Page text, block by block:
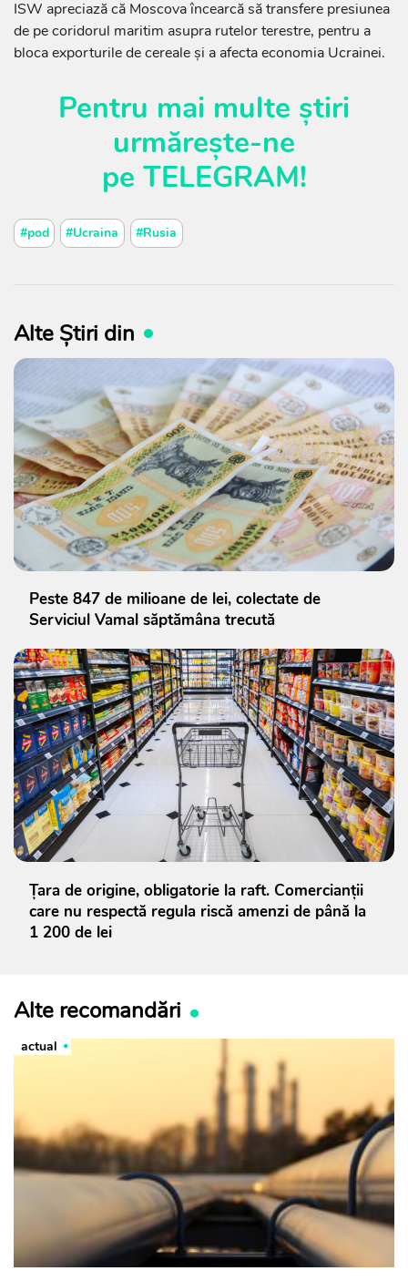
ISW apreciază că Moscova încearcă să transfere presiunea
de pe coridorul maritim asupra rutelor terestre, pentru a
bloca exporturile de cereale și a afecta economia Ucrainei.
Pentru mai multe știri
urmărește-ne
pe TELEGRAM!
#pod #Ucraina #Rusia
Alte Știri din
Peste 847 de milioane de lei, colectate de
Serviciul Vamal săptămâna trecută
Țara de origine, obligatorie la raft. Comercianții
care nu respectă regula riscă amenzi de până la
1 200 de lei
Alte recomandări
actual